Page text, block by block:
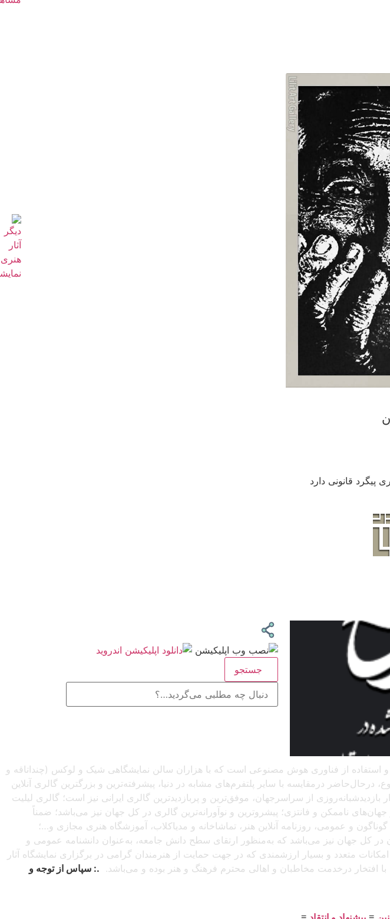
پیگرد قانونی دارد
جستجو
و استفاده از فناوری هوش مصنوعی است که با هزاران سالن نمایشگاهی شیک و لوکس (چنداتاقه و
درمقایسه با سایر پلتفرم‌های مشابه در دنیا، پیشرفته‌ترین و بزرگترین گالری آنلاین
و تجاری و با میانگین بیش از هزار بازدیدشبانه‌روزی از سراسرجهان، موفق‌ترین و پربازدیدترین گالری ایرانی نیز است؛ گالری لیلیت
ناممکن و فانتزی؛ پیشروترین و نوآورانه‌ترین گالری در کل جهان نیز می‌باشد؛ ضمناً
و عمومی، روزنامه آنلاین هنر، تماشاخانه و مدیاکلاب، آموزشگاه هنری مجازی و…؛
در کل جهان نیز می‌باشد که به‌منظور ارتقای سطح دانش جامعه، به‌عنوان دانشنامه عمومی و
متعدد و بسیار ارزشمندی که در جهت حمایت از هنرمندان گرامی در برگزاری نمایشگاه آثار
با افتخار درخدمت مخاطبان و اهالی محترم فرهنگ و هنر بوده و می‌باشد. .: سپاس از توجه و